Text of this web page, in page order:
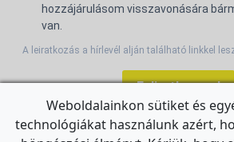
hozzájárulásom visszavonására
van.
A leiratkozás a hírlevél alján található linkkel
Feliratkozom!
Weboldalainkon sütiket és
technológiákat használunk azért,